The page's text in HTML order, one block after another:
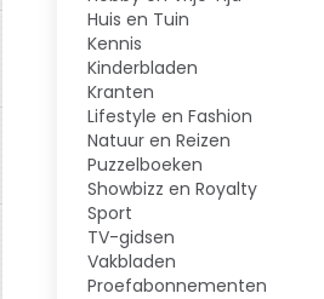
Huis en Tuin
Kennis
Kinderbladen
Kranten
Lifestyle en Fashion
Natuur en Reizen
Puzzelboeken
Showbizz en Royalty
Sport
TV-gidsen
Vakbladen
Proefabonnementen